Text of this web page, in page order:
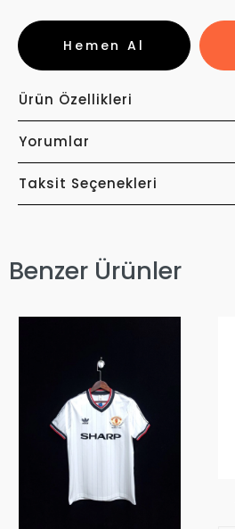
Hemen Al
Ürün Özellikleri
Yorumlar
Taksit Seçenekleri
Benzer Ürünler